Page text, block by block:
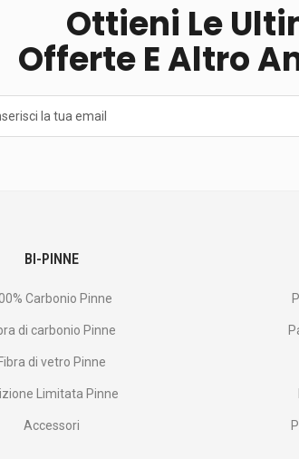
Ottieni Le
Offerte E Altro
BI-PINNE
Carbonio Pinne
di carbonio Pinne
Fibra di vetro Pinne
Limitata Pinne
Accessori